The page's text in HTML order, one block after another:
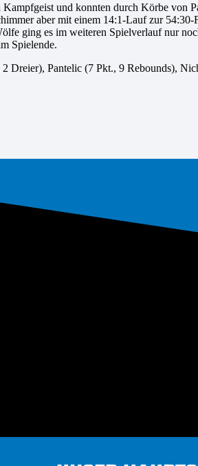
und konnten durch Körbe von
aber mit einem 14:1-Lauf zur
ging es im weiteren Spielverlauf nur
Spielende.
Dreier), Pantelic (7 Pkt., 9 Rebounds),